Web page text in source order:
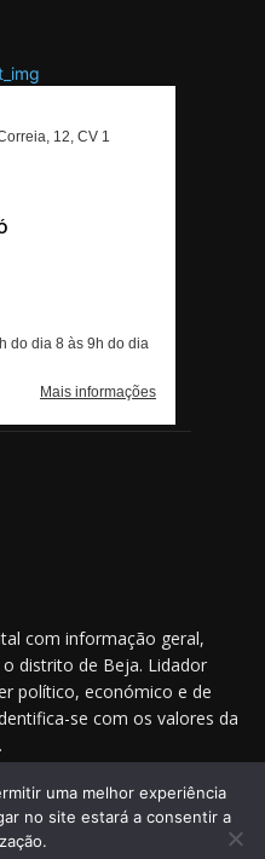
com informação geral,
distrito de Beja. Lidador
político, económico e de
se com os valores da
nas redes sociais
uma melhor experiência
no site estará a consentir a